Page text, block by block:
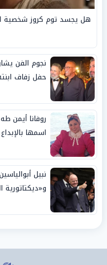
هل يجسد توم كروز شخصية
نجوم الفن
حفل زفاف
روفانا أيمن
اسمها
نبيل
و«ديكتاتورية